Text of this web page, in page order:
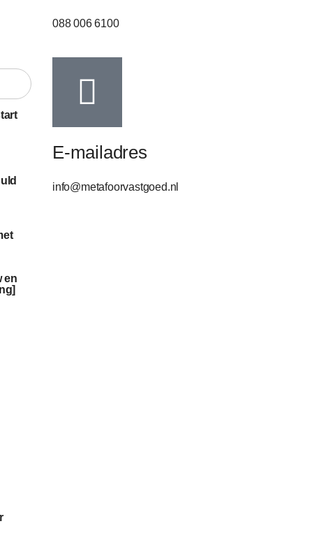
en
088 006 6100
E-mailadres
info@metafoorvastgoed.nl